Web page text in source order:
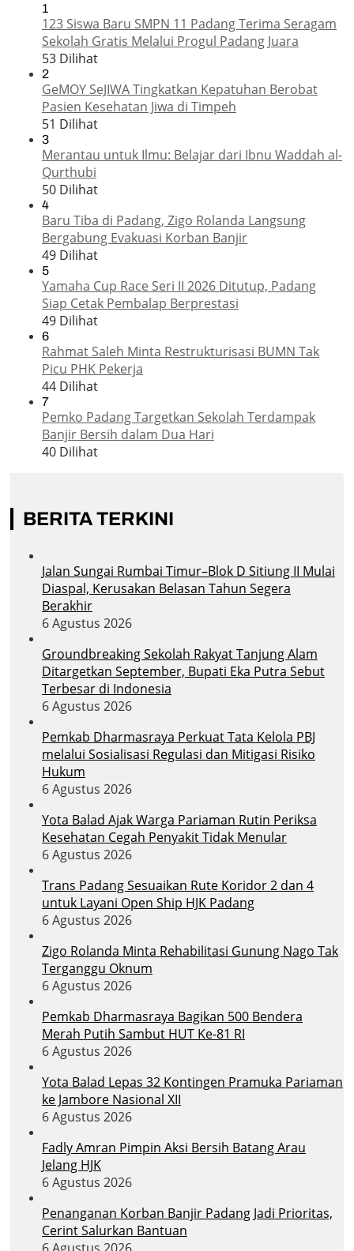
1
123 Siswa Baru SMPN 11 Padang Terima Seragam
Sekolah Gratis Melalui Progul Padang Juara
53 Dilihat
2
GeMOY SeJIWA Tingkatkan Kepatuhan Berobat
Pasien Kesehatan Jiwa di Timpeh
51 Dilihat
3
Merantau untuk Ilmu: Belajar dari Ibnu Waddah al-
Qurthubi
50 Dilihat
4
Baru Tiba di Padang, Zigo Rolanda Langsung
Bergabung Evakuasi Korban Banjir
49 Dilihat
5
Yamaha Cup Race Seri II 2026 Ditutup, Padang
Siap Cetak Pembalap Berprestasi
49 Dilihat
6
Rahmat Saleh Minta Restrukturisasi BUMN Tak
Picu PHK Pekerja
44 Dilihat
7
Pemko Padang Targetkan Sekolah Terdampak
Banjir Bersih dalam Dua Hari
40 Dilihat
BERITA TERKINI
Jalan Sungai Rumbai Timur–Blok D Sitiung II Mulai
Diaspal, Kerusakan Belasan Tahun Segera
Berakhir
6 Agustus 2026
Groundbreaking Sekolah Rakyat Tanjung Alam
Ditargetkan September, Bupati Eka Putra Sebut
Terbesar di Indonesia
6 Agustus 2026
Pemkab Dharmasraya Perkuat Tata Kelola PBJ
melalui Sosialisasi Regulasi dan Mitigasi Risiko
Hukum
6 Agustus 2026
Yota Balad Ajak Warga Pariaman Rutin Periksa
Kesehatan Cegah Penyakit Tidak Menular
6 Agustus 2026
Trans Padang Sesuaikan Rute Koridor 2 dan 4
untuk Layani Open Ship HJK Padang
6 Agustus 2026
Zigo Rolanda Minta Rehabilitasi Gunung Nago Tak
Terganggu Oknum
6 Agustus 2026
Pemkab Dharmasraya Bagikan 500 Bendera
Merah Putih Sambut HUT Ke-81 RI
6 Agustus 2026
Yota Balad Lepas 32 Kontingen Pramuka Pariaman
ke Jambore Nasional XII
6 Agustus 2026
Fadly Amran Pimpin Aksi Bersih Batang Arau
Jelang HJK
6 Agustus 2026
Penanganan Korban Banjir Padang Jadi Prioritas,
Cerint Salurkan Bantuan